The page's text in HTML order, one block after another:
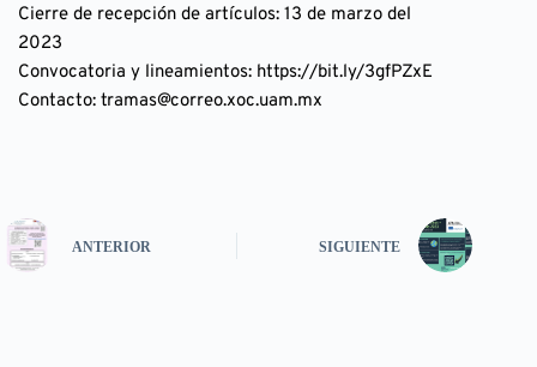
Cierre de recepción de artículos: 13 de marzo del
2023
Convocatoria y lineamientos: https://bit.ly/3gfPZxE
Contacto: tramas@correo.xoc.uam.mx
ANTERIOR SIGUIENTE